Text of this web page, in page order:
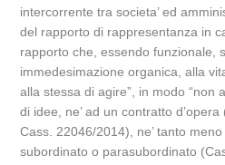
intercorrente tra societa’ ed
del rapporto di rappresentanza in
rapporto che, essendo funzionale,
immedesimazione organica, alla
alla stessa di agire”, in modo “non
di idee, ne’ ad un contratto
Cass. 22046/2014), ne’ tanto
subordinato o parasubordinato